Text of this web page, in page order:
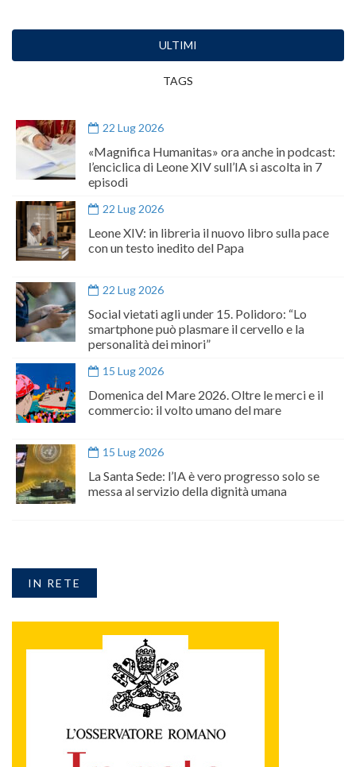
ULTIMI
TAGS
22 Lug 2026
«Magnifica Humanitas» ora anche in podcast:
l’enciclica di Leone XIV sull’IA si ascolta in 7
episodi
22 Lug 2026
Leone XIV: in libreria il nuovo libro sulla pace
con un testo inedito del Papa
22 Lug 2026
Social vietati agli under 15. Polidoro: “Lo
smartphone può plasmare il cervello e la
personalità dei minori”
15 Lug 2026
Domenica del Mare 2026. Oltre le merci e il
commercio: il volto umano del mare
15 Lug 2026
La Santa Sede: l’IA è vero progresso solo se
messa al servizio della dignità umana
IN RETE